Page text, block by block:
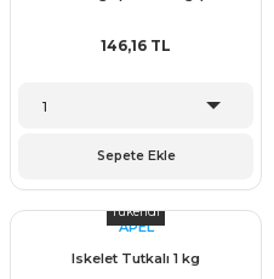
146,16 TL
Sepete Ekle
Tükendi
APEL
Iskelet Tutkalı 1 kg